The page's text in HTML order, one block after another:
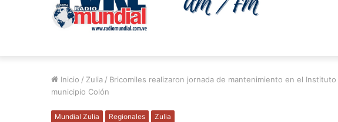
Inicio / Zulia / Bricomiles realizaron jornada de mantenimiento en el
municipio Colón
Mundial Zulia Regionales Zulia